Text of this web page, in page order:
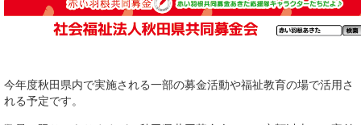
今年度秋田県内で実施される一部の募金活動や福祉教育の場で活用さ
れる予定です。